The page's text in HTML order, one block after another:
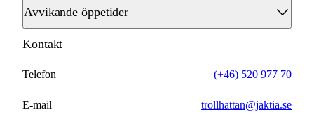
Avvikande öppetider
2026-04-02
2026-04-03 Stängt
2026-04-04 Stängt
Kontakt
Telefon (+46) 520 977 70
E-mail trollhattan@jaktia.se